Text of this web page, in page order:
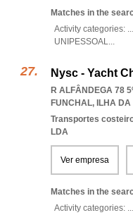
Matches in the
Activity categories: ...
UNIPESSOAL...
Nysc - Yacht
R ALFÂNDEGA 78
FUNCHAL, ILHA
Transportes
LDA
Ver empresa
Matches in the
Activity categories: ...